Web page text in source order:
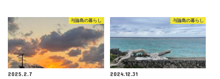
与論島の暮らし
2025.2.7
与論島の暮らし
2024.12.31